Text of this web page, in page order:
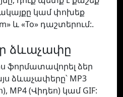
կամ փոխեք
և «To» դաշտերում:.
ձևաչափը
ֆորմատավորել ձեր
ձևաչափերը՝ MP3
MP4 (Վիդեո) կամ GIF: